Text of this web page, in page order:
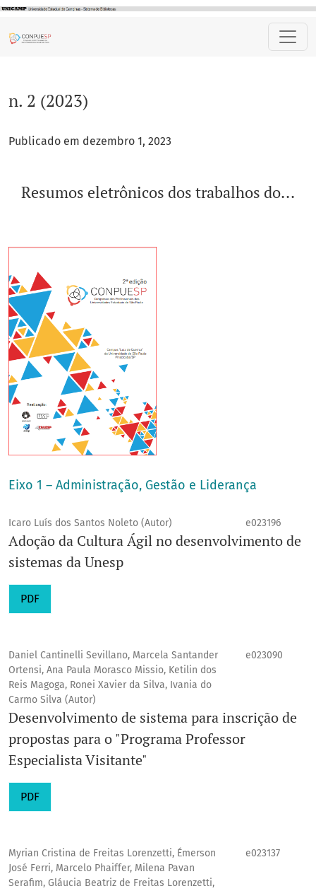
n. 2 (2023)
Publicado em dezembro 1, 2023
Resumos eletrônicos dos trabalhos do...
Eixo 1 – Administração, Gestão e Liderança
Icaro Luís dos Santos Noleto (Autor) e023196
Adoção da Cultura Ágil no desenvolvimento de
sistemas da Unesp
PDF
Daniel Cantinelli Sevillano, Marcela Santander
Ortensi, Ana Paula Morasco Missio, Ketilin dos
Reis Magoga, Ronei Xavier da Silva, Ivania do
Carmo Silva (Autor)
e023090
Desenvolvimento de sistema para inscrição de
propostas para o "Programa Professor
Especialista Visitante"
PDF
Myrian Cristina de Freitas Lorenzetti, Émerson
José Ferri, Marcelo Phaiffer, Milena Pavan
Serafim, Gláucia Beatriz de Freitas Lorenzetti,
e023137